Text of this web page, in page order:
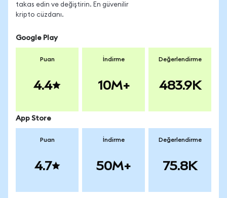
takas edin ve değiştirin. En güvenilir
kripto cüzdanı.
Google Play
Puan
4.4
İndirme
10M+
Değerlendirme
483.9K
App Store
Puan
4.7
İndirme
50M+
Değerlendirme
75.8K